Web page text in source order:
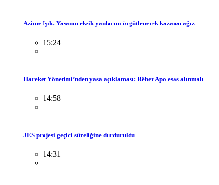
Azime Işık: Yasanın eksik yanlarını örgütlenerek kazanacağız
15:24
Hareket Yönetimi’nden yasa açıklaması: Rêber Apo esas alınmalı
14:58
JES projesi geçici süreliğine durduruldu
14:31